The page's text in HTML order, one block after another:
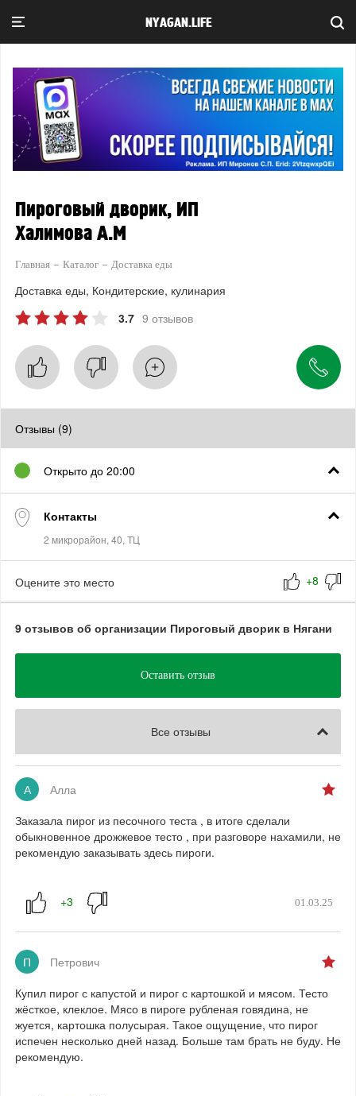
NYAGAN.LIFE
Пироговый дворик, ИП
Халимова А.М
Главная Каталог Доставка еды
Доставка еды Кондитерские, кулинария
3.7 9 отзывов
Отзывы (9)
Открыто до 20:00
Контакты
Оцените это место
9 отзывов об организации Пироговый дворик в Нягани
Оставить отзыв
Все отзывы
А
Алла
Заказала пирог из песочного теста , в итоге сделали
обыкновенное дрожжевое тесто , при разговоре нахамили, не
рекомендую заказывать здесь пироги.
01.03.25
П
Петрович
Купил пирог с капустой и пирог с картошкой и мясом. Тесто
жёсткое, клеклое. Мясо в пироге рубленая говядина, не
жуется, картошка полусырая. Такое ощущение, что пирог
испечен несколько дней назад. Больше там брать не буду. Не
рекомендую.